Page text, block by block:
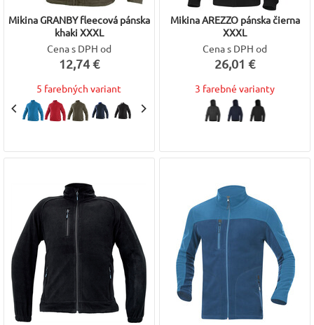
Mikina GRANBY fleecová pánska
khaki XXXL
Cena s DPH od
12,74 €
5 farebných variant
Mikina AREZZO pánska čierna
XXXL
Cena s DPH od
26,01 €
3 farebné varianty